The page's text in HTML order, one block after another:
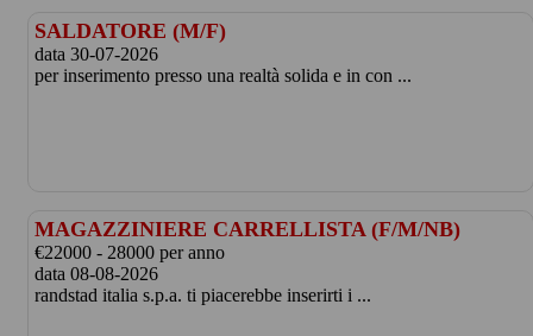
SALDATORE (M/F)
data 30-07-2026
per inserimento presso una realtà solida e in con ...
MAGAZZINIERE CARRELLISTA (F/M/NB)
€22000 - 28000 per anno
data 08-08-2026
randstad italia s.p.a. ti piacerebbe inserirti i ...